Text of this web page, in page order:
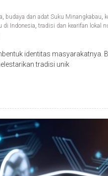
, budaya dan adat Suku Minangkabau,
di Indonesia, tradisi dan kearifan lokal
identitas masyarakatnya.
tradisi unik